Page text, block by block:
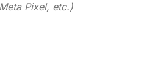
Pixel, etc.)